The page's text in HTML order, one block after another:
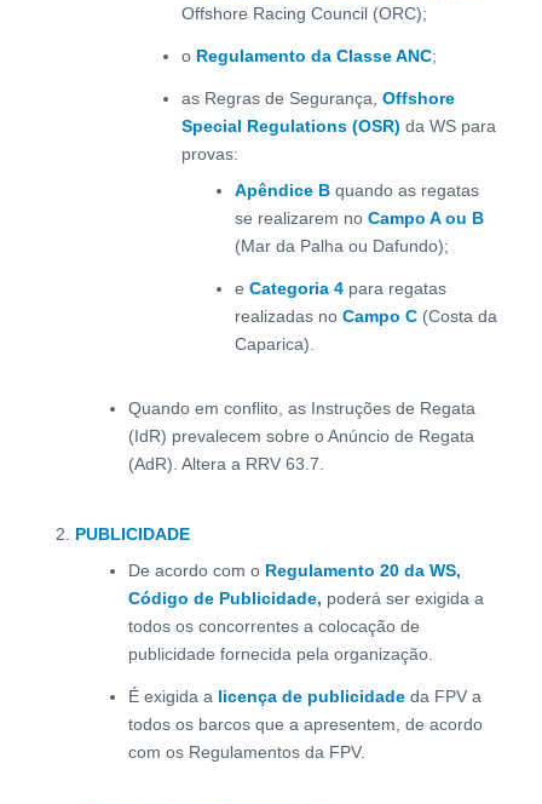
Offshore Racing Council (ORC);
o Regulamento da Classe ANC;
as Regras de Segurança, Offshore
Special Regulations (OSR) da WS para
provas:
Apêndice Bquando as regatas
se realizarem no Campo A ou B
(Mar da Palha ou Dafundo);
e Categoria 4para regatas
realizadas no Campo C (Costa da
Caparica).
Quando em conflito, as Instruções de Regata
(IdR) prevalecem sobre o Anúncio de Regata
(AdR). Altera a RRV 63.7.
PUBLICIDADE
De acordo com o Regulamento 20 da WS,
Código de Publicidade, poderá ser exigida a
todos os concorrentes a colocação de
publicidade fornecida pela organização.
É exigida a licença de publicidadeda FPV a
todos os barcos que a apresentem, de acordo
com os Regulamentos da FPV.